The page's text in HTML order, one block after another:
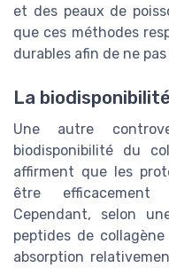
et des peaux de
que ces méthodes
durables afin de ne
La
Une autre
biodisponibilité du
affirment que les
être efficacement
Cependant, selon
peptides de
absorption